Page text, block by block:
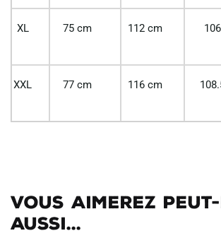
XL 75 cm 112 cm 106
XXL 77 cm 116 cm
Vous aimerez
aussi...